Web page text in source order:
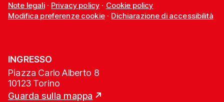
Note legali· Privacy policy · Cookie policy
Modifica preferenze cookie· Dichiarazione di accessibilità
INGRESSO
Piazza Carlo Alberto 8
10123 Torino
Guarda sulla mappa